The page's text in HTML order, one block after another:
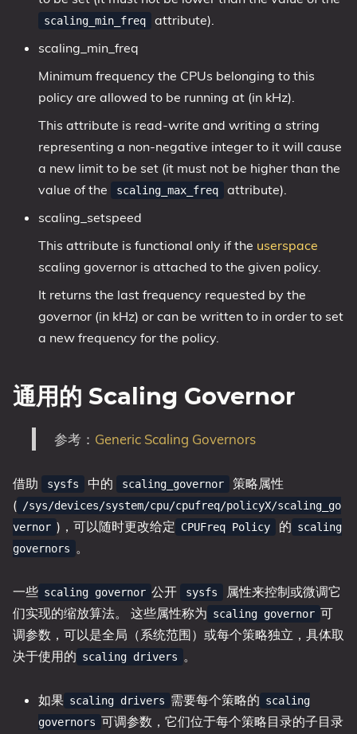
scaling_min_freq
attribute).
scaling_min_freq
Minimum frequency the CPUs belonging to this
policy are allowed to be running at (in kHz).
This attribute is read-write and writing a string
representing a non-negative integer to it will cause
a new limit to be set (it must not be higher than the
value of the
scaling_max_freq
attribute).
scaling_setspeed
This attribute is functional only if the userspace
scaling governor is attached to the given policy.
It returns the last frequency requested by the
governor (in kHz) or can be written to in order to set
a new frequency for the policy.
通用的 Scaling Governor
参考： Generic Scaling Governors
借助 sysfs 中的 scaling_governor
策略属性
( /sys/devices/system/cpu/cpufreq/policyX/scaling_go
vernor )，可以随时更改给定 CPUFreq Policy 的 scaling
governors 。
一些 scaling governor 公开 sysfs
属性来控制或微调它
们实现的缩放算法。 这些属性称为 scaling governor 可
调参数，可以是全局（系统范围）或每个策略独立，具体取
决于使用的 scaling drivers 。
如果 scaling drivers 需要每个策略的 scaling
governors 可调参数，它们位于每个策略目录的子目录